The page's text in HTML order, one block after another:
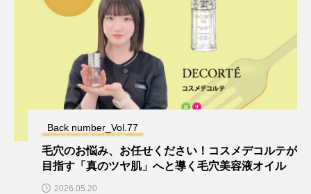
Back number_Vol.77
毛穴のお悩み、お任せください！コスメデコルテが
目指す「真のツヤ肌」へと導く毛穴美容液オイル
2026.05.20